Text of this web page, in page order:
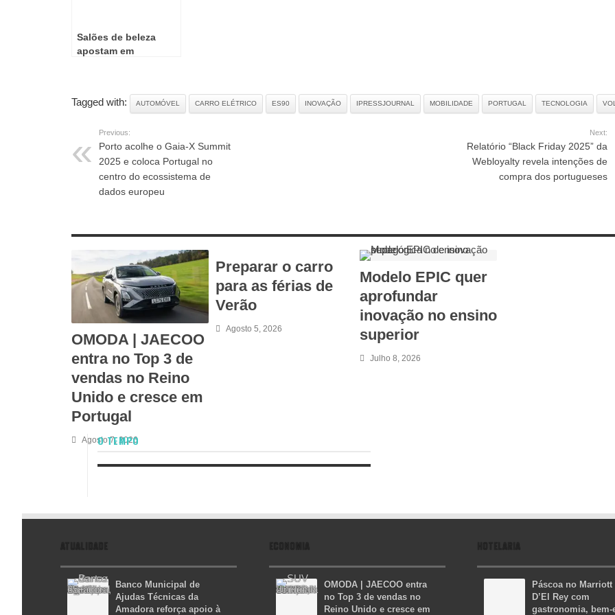
Salões de beleza
apostam em
Tagged with: AUTOMÓVEL CARRO ELÉTRICO ES90 INOVAÇÃO IPRESSJOURNAL MOBILIDADE PORTUGAL TECNOLOGIA
Previous:
Porto acolhe o Gaia-X Summit
2025 e coloca Portugal no
centro do ecossistema de
dados europeu
Next:
Relatório “Black Friday 2025” da
Webloyalty revela intenções de
compra dos portugueses
OMODA | JAECOO
entra no Top 3 de
vendas no Reino
Unido e cresce em
Portugal
Agosto 7, 2026
Preparar o carro
para as férias de
Verão
Agosto 5, 2026
Modelo EPIC quer
aprofundar
inovação no ensino
superior
Julho 8, 2026
O TEMPO
ATUALIDADE
Banco Municipal de
Ajudas Técnicas da
Amadora reforça apoio à
ECONOMIA
OMODA | JAECOO entra
no Top 3 de vendas no
Reino Unido e cresce em
HOTELARIA
Páscoa no Marriott
D’El Rey com
gastronomia, bem-